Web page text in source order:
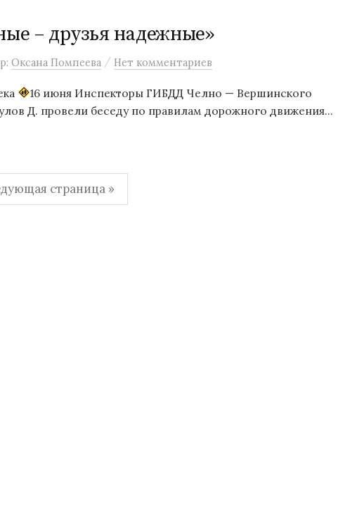
– друзья надежные»
Оксана Помпеева / Нет комментариев
16 июня Инспекторы ГИБДД Челно — Вершинского
Д. провели беседу по правилам дорожного движения...
страница »